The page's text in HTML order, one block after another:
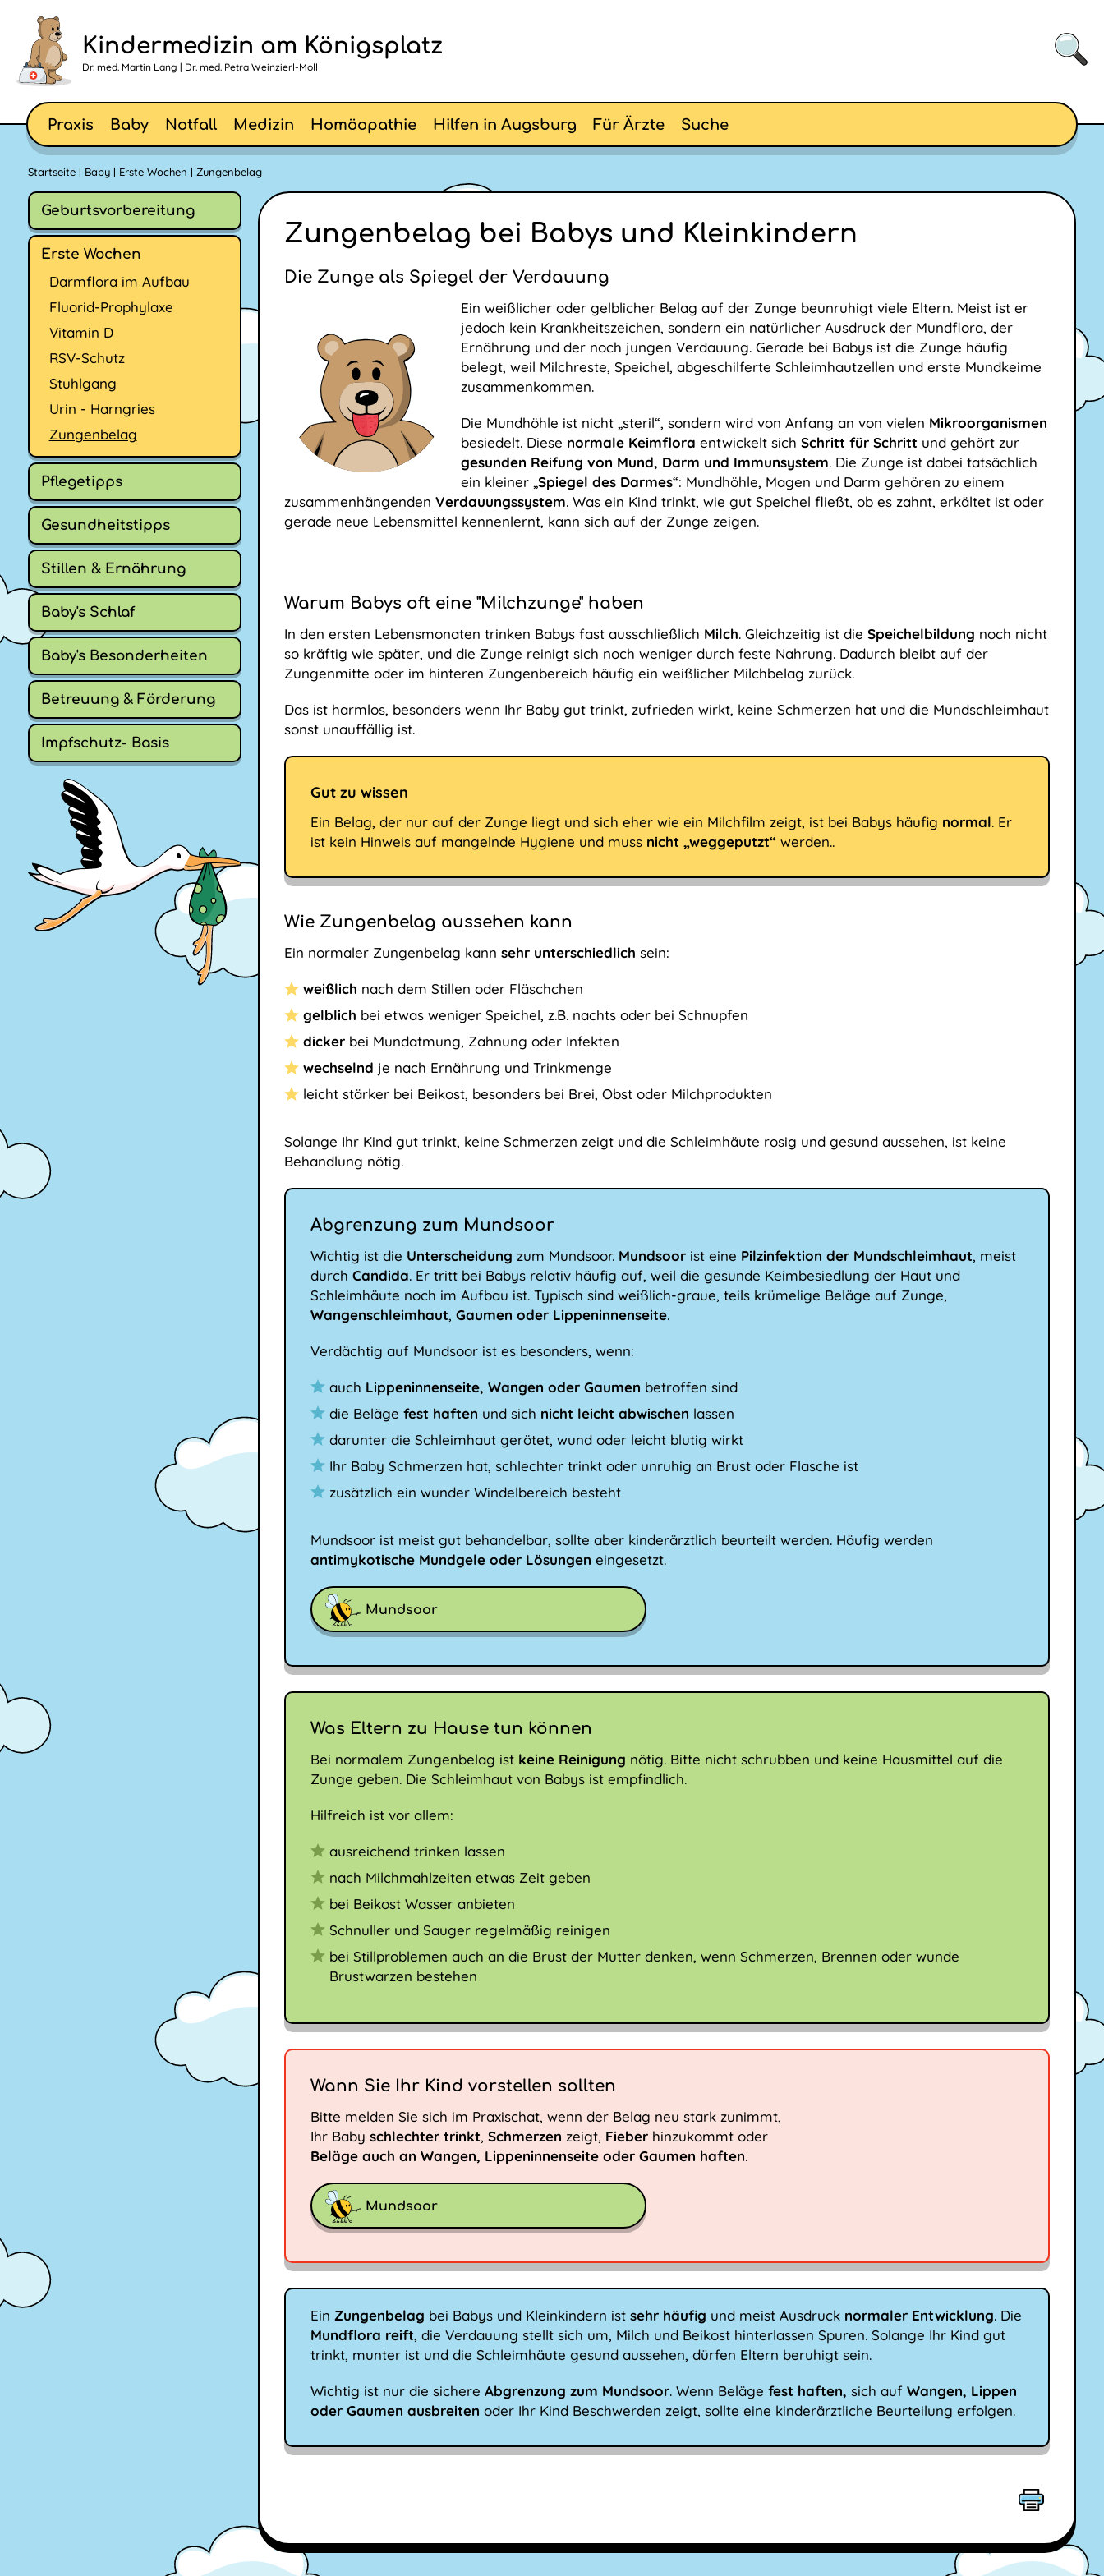
Kindermedizin am Königsplatz
Dr. med. Martin Lang | Dr. med. Petra Weinzierl-Moll
Praxis Baby Notfall Medizin Homöopathie Hilfen in Augsburg Für Ärzte Suche
Startseite| Baby| Erste Wochen | Zungenbelag
Geburtsvorbereitung
Erste Wochen
Darmflora im Aufbau
Fluorid-Prophylaxe
Vitamin D
RSV-Schutz
Stuhlgang
Urin - Harngries
Zungenbelag
Pflegetipps
Gesundheitstipps
Stillen & Ernährung
Baby's Schlaf
Baby's Besonderheiten
Betreuung & Förderung
Impfschutz- Basis
Zungenbelag bei Babys und Kleinkindern
Die Zunge als Spiegel der Verdauung
Ein weißlicher oder gelblicher Belag auf der Zunge beunruhigt viele Eltern. Meist ist er
jedoch kein Krankheitszeichen, sondern ein natürlicher Ausdruck der Mundflora, der
Ernährung und der noch jungen Verdauung. Gerade bei Babys ist die Zunge häufig
belegt, weil Milchreste, Speichel, abgeschilferte Schleimhautzellen und erste Mundkeime
zusammenkommen.
Die Mundhöhle ist nicht „steril“, sondern wird von Anfang an von vielen Mikroorganismen
besiedelt. Diese normale Keimflora entwickelt sich Schritt für Schritt und gehört zur
gesunden Reifung von Mund, Darm und Immunsystem. Die Zunge ist dabei tatsächlich
ein kleiner „Spiegel des Darmes“: Mundhöhle, Magen und Darm gehören zu einem
zusammenhängenden Verdauungssystem. Was ein Kind trinkt, wie gut Speichel fließt, ob es zahnt, erkältet ist oder
gerade neue Lebensmittel kennenlernt, kann sich auf der Zunge zeigen.
Warum Babys oft eine "Milchzunge" haben
In den ersten Lebensmonaten trinken Babys fast ausschließlich Milch. Gleichzeitig ist die Speichelbildung noch nicht
so kräftig wie später, und die Zunge reinigt sich noch weniger durch feste Nahrung. Dadurch bleibt auf der
Zungenmitte oder im hinteren Zungenbereich häufig ein weißlicher Milchbelag zurück.
Das ist harmlos, besonders wenn Ihr Baby gut trinkt, zufrieden wirkt, keine Schmerzen hat und die Mundschleimhaut
sonst unauffällig ist.
Gut zu wissen
Ein Belag, der nur auf der Zunge liegt und sich eher wie ein Milchfilm zeigt, ist bei Babys häufig normal. Er
ist kein Hinweis auf mangelnde Hygiene und muss nicht „weggeputzt“ werden..
Wie Zungenbelag aussehen kann
Ein normaler Zungenbelag kann sehr unterschiedlich sein:
weißlich nach dem Stillen oder Fläschchen
gelblich bei etwas weniger Speichel, z.B. nachts oder bei Schnupfen
dicker bei Mundatmung, Zahnung oder Infekten
wechselnd je nach Ernährung und Trinkmenge
leicht stärker bei Beikost, besonders bei Brei, Obst oder Milchprodukten
Solange Ihr Kind gut trinkt, keine Schmerzen zeigt und die Schleimhäute rosig und gesund aussehen, ist keine
Behandlung nötig.
Abgrenzung zum Mundsoor
Wichtig ist die Unterscheidung zum Mundsoor. Mundsoor ist eine Pilzinfektion der Mundschleimhaut, meist
durch Candida. Er tritt bei Babys relativ häufig auf, weil die gesunde Keimbesiedlung der Haut und
Schleimhäute noch im Aufbau ist. Typisch sind weißlich-graue, teils krümelige Beläge auf Zunge,
Wangenschleimhaut, Gaumen oder Lippeninnenseite.
Verdächtig auf Mundsoor ist es besonders, wenn:
auch Lippeninnenseite, Wangen oder Gaumen betroffen sind
die Beläge fest haften und sich nicht leicht abwischen lassen
darunter die Schleimhaut gerötet, wund oder leicht blutig wirkt
Ihr Baby Schmerzen hat, schlechter trinkt oder unruhig an Brust oder Flasche ist
zusätzlich ein wunder Windelbereich besteht
Mundsoor ist meist gut behandelbar, sollte aber kinderärztlich beurteilt werden. Häufig werden
antimykotische Mundgele oder Lösungen eingesetzt.
Mundsoor
Was Eltern zu Hause tun können
Bei normalem Zungenbelag ist keine Reinigung nötig. Bitte nicht schrubben und keine Hausmittel auf die
Zunge geben. Die Schleimhaut von Babys ist empfindlich.
Hilfreich ist vor allem:
ausreichend trinken lassen
nach Milchmahlzeiten etwas Zeit geben
bei Beikost Wasser anbieten
Schnuller und Sauger regelmäßig reinigen
bei Stillproblemen auch an die Brust der Mutter denken, wenn Schmerzen, Brennen oder wunde
Brustwarzen bestehen
Wann Sie Ihr Kind vorstellen sollten
Bitte melden Sie sich im Praxischat, wenn der Belag neu stark zunimmt,
Ihr Baby schlechter trinkt, Schmerzen zeigt, Fieber hinzukommt oder
Beläge auch an Wangen, Lippeninnenseite oder Gaumen haften.
Mundsoor
Ein Zungenbelag bei Babys und Kleinkindern ist sehr häufig und meist Ausdruck normaler Entwicklung. Die
Mundflora reift, die Verdauung stellt sich um, Milch und Beikost hinterlassen Spuren. Solange Ihr Kind gut
trinkt, munter ist und die Schleimhäute gesund aussehen, dürfen Eltern beruhigt sein.
Wichtig ist nur die sichere Abgrenzung zum Mundsoor. Wenn Beläge fest haften, sich auf Wangen, Lippen
oder Gaumen ausbreiten oder Ihr Kind Beschwerden zeigt, sollte eine kinderärztliche Beurteilung erfolgen.